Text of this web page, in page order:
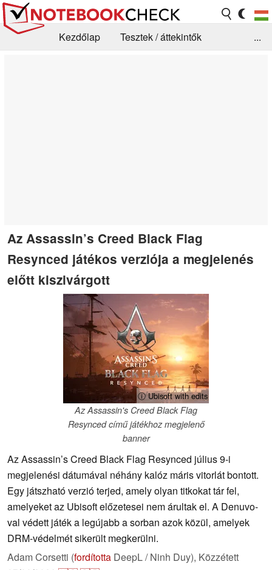
Kezdőlap
Tesztek / áttekintők
...
Az Assassin’s Creed Black Flag
Resynced játékos verziója a megjelenés
előtt kiszivárgott
ⓘ Ubisoft with edits
Az Assassin's Creed Black Flag
Resynced című játékhoz megjelenő
banner
Az Assassin’s Creed Black Flag Resynced július 9-i
megjelenési dátumával néhány kalóz máris vitorlát bontott.
Egy játszható verzió terjed, amely olyan titkokat tár fel,
amelyeket az Ubisoft előzetesei nem árultak el. A Denuvo-
val védett játék a legújabb a sorban azok közül, amelyek
DRM-védelmét sikerült megkerülni.
Adam Corsetti (fordította DeepL / Ninh Duy), Közzétett